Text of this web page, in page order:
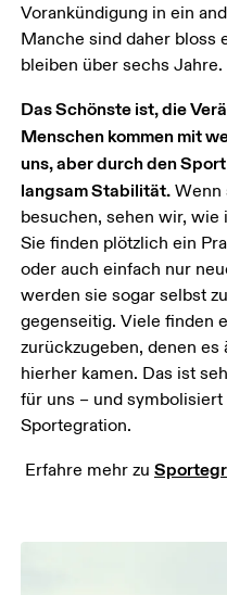
Vorankündigung in ein
Manche sind daher bloss
bleiben über sechs Jahre.
Das Schönste ist, die
Menschen kommen mit
uns, aber durch den
langsam Stabilität. Wenn
besuchen, sehen wir,
Sie finden plötzlich ein
oder auch einfach nur
werden sie sogar selbst
gegenseitig. Viele finden
zurückzugeben, denen
hierher kamen. Das ist
für uns – und
Sportegration.
Erfahre mehr zu